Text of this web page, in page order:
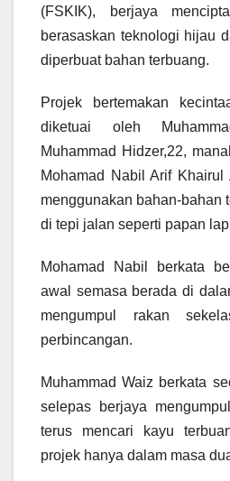
(FSKIK), berjaya
berasaskan teknologi hijau
diperbuat bahan terbuang.
Projek bertemakan
diketuai oleh
Muhammad Hidzer,22,
Mohamad Nabil Arif
menggunakan bahan-bahan
di tepi jalan seperti papan
Mohamad Nabil berkata
awal semasa berada di
mengumpul rakan
perbincangan.
Muhammad Waiz berkata
selepas berjaya
terus mencari kayu
projek hanya dalam masa